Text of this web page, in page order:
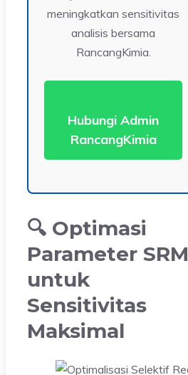
meningkatkan sensitivitas
analisis bersama
RancangKimia.
Hubungi Admin
RancangKimia
🔍 Optimasi
Parameter SRM
untuk
Sensitivitas
Maksimal